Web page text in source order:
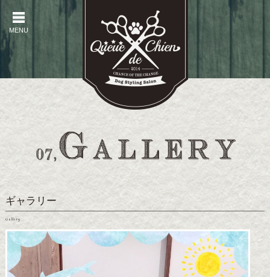
MENU
ギャラリー
Gallery